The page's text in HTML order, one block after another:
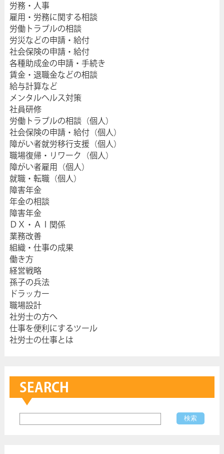
労務・人事
雇用・労務に関する相談
労働トラブルの相談
労災などの申請・給付
社会保険の申請・給付
各種助成金の申請・手続き
賃金・退職金などの相談
給与計算など
メンタルヘルス対策
社員研修
労働トラブルの相談（個人）
社会保険の申請・給付（個人）
障がい者就労移行支援（個人）
職場復帰・リワーク（個人）
障がい者雇用（個人）
就職・転職（個人）
障害年金
年金の相談
障害年金
ＤＸ・ＡＩ関係
業務改善
組織・仕事の成果
働き方
経営戦略
孫子の兵法
ドラッカー
職場設計
社労士の方へ
仕事を便利にするツール
社労士の仕事とは
SEARCH